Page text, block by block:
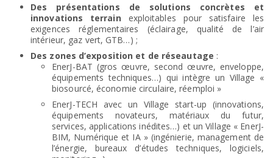
Des présentations de solutions concrètes et
innovations terrain exploitables pour satisfaire les
exigences réglementaires (éclairage, qualité de l’air
intérieur, gaz vert, GTB…) ;
Des zones d’exposition et de réseautage :
EnerJ-BAT (gros œuvre, second œuvre, enveloppe,
équipements techniques…) qui intègre un Village «
biosourcé, économie circulaire, réemploi »
EnerJ-TECH avec un Village start-up (innovations,
équipements novateurs, matériaux du futur,
services, applications inédites…) et un Village « EnerJ-
BIM, Numérique et IA » (ingénierie, management de
l’énergie, bureaux d’études techniques, logiciels,